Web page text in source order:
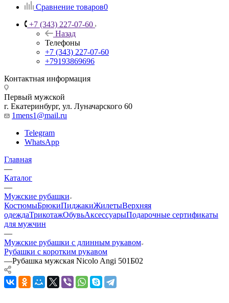
Сравнение товаров0
+7 (343) 227-07-60
Назад
Телефоны
+7 (343) 227-07-60
+79193869696
Контактная информация
Первый мужской
г. Екатеринбург, ул. Луначарского 60
1mens1@mail.ru
Telegram
WhatsApp
Главная
—
Каталог
—
Мужские рубашки
КостюмыБрюкиПиджакиЖилетыВерхняя
одеждаТрикотажОбувьАксессуарыПодарочные сертификаты
для мужчин
—
Мужские рубашки с длинным рукавом
Рубашки с коротким рукавом
—Рубашка мужская Nicolo Angi 501Б02